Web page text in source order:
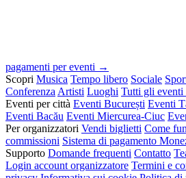
pagamenti per eventi →
Scopri Musica Tempo libero Sociale
Conferenza Artisti Luoghi Tutti gli
Eventi per città Eventi București Eventi
Eventi Bacău Eventi Miercurea-Ciuc
Per organizzatori Vendi biglietti Come
commissioni Sistema di pagamento
Supporto Domande frequenti Contatto
Login account organizzatore Termini e